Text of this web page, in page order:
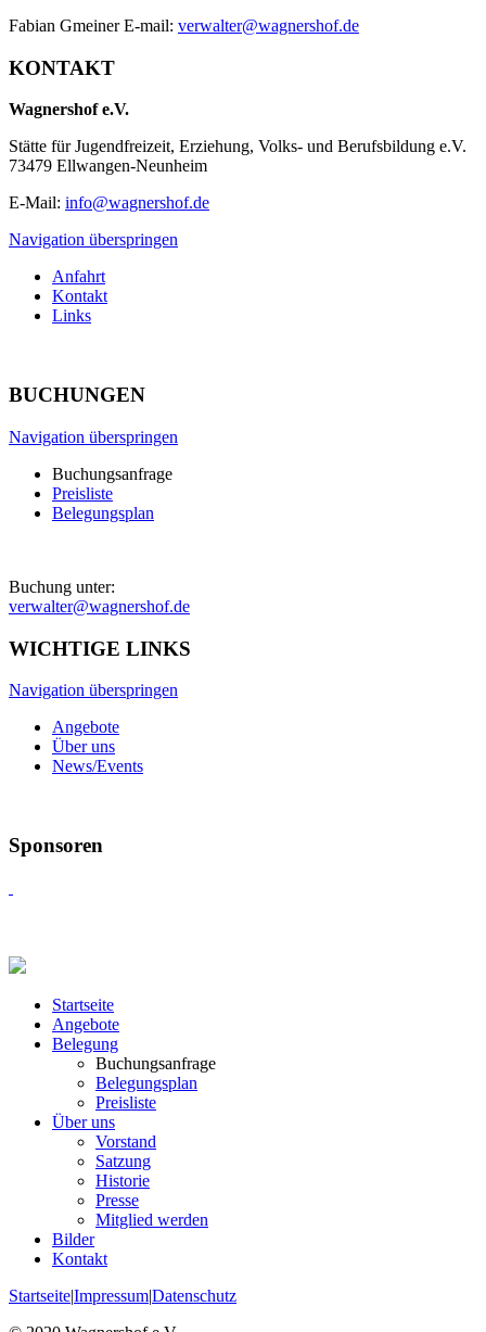
Fabian Gmeiner E-mail: verwalter@wagnershof.de
KONTAKT
Wagnershof e.V.
Stätte für Jugendfreizeit, Erziehung, Volks- und Berufsbildung e.V.
73479 Ellwangen-Neunheim
E-Mail: info@wagnershof.de
Navigation überspringen
Anfahrt
Kontakt
Links
BUCHUNGEN
Navigation überspringen
Buchungsanfrage
Preisliste
Belegungsplan
Buchung unter:
verwalter@wagnershof.de
WICHTIGE LINKS
Navigation überspringen
Angebote
Über uns
News/Events
Sponsoren
Startseite
Angebote
Belegung
Buchungsanfrage
Belegungsplan
Preisliste
Über uns
Vorstand
Satzung
Historie
Presse
Mitglied werden
Bilder
Kontakt
Startseite|Impressum|Datenschutz